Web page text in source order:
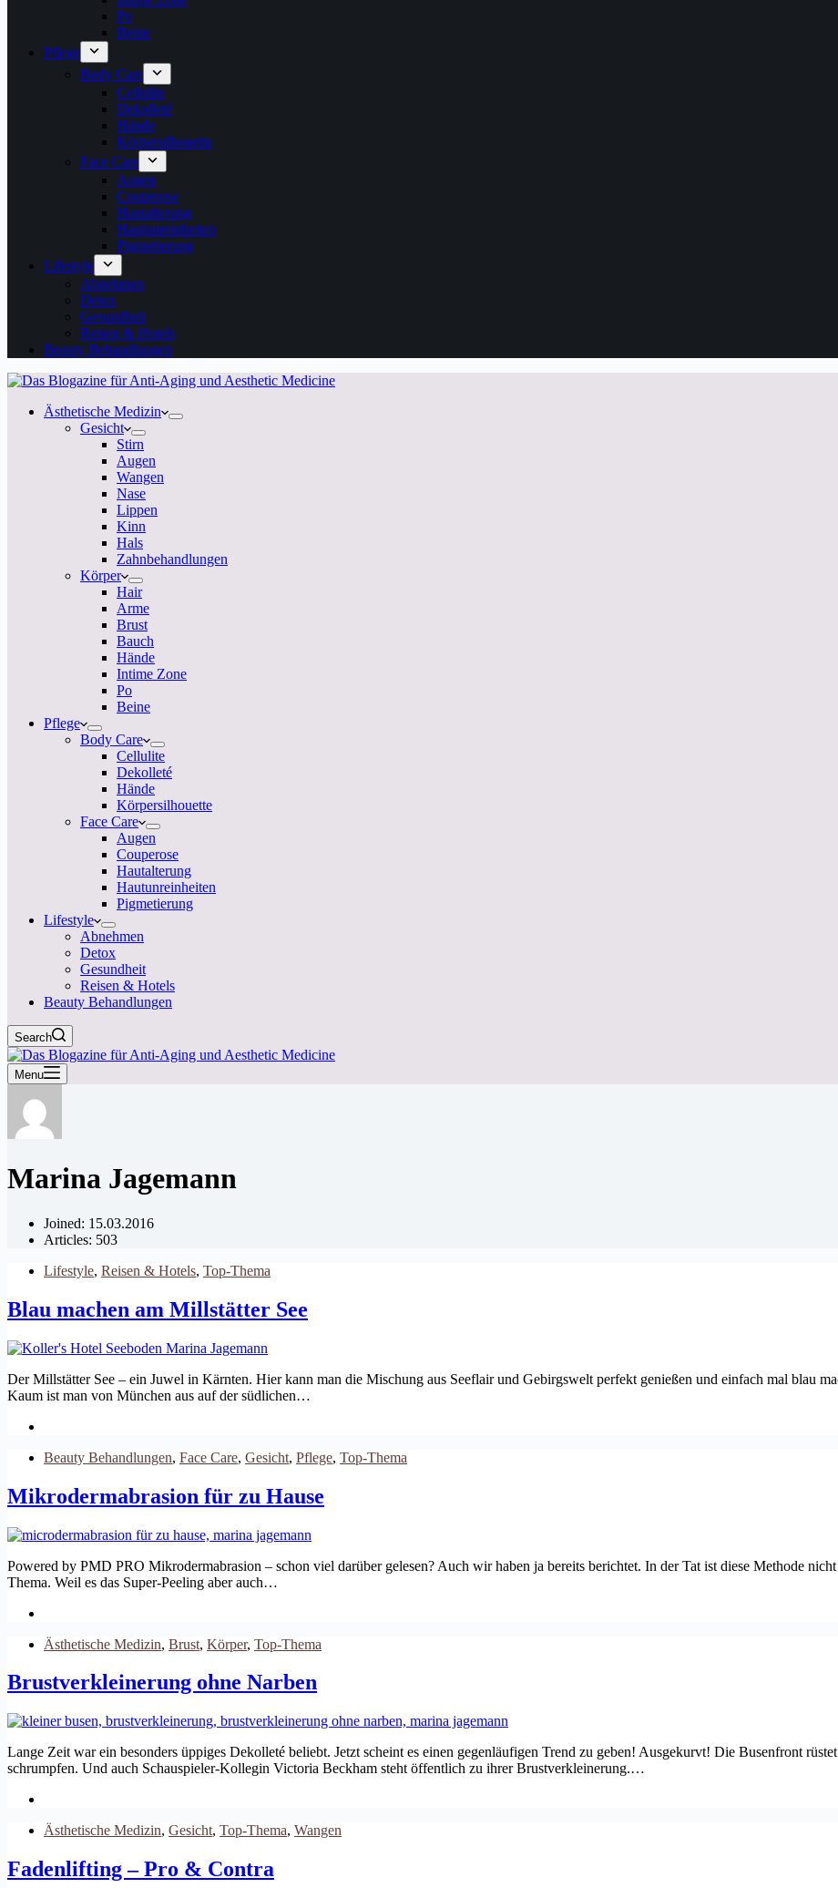
Po
Beine
Pflege
Body Care
Cellulite
Dekolleté
Hände
Körpersilhouette
Face Care
Augen
Couperose
Hautalterung
Hautunreinheiten
Pigmetierung
Lifestyle
Abnehmen
Detox
Gesundheit
Reisen & Hotels
Beauty Behandlungen
Ästhetische Medizin
Gesicht
Stirn
Augen
Wangen
Nase
Lippen
Kinn
Hals
Zahnbehandlungen
Körper
Hair
Arme
Brust
Bauch
Hände
Intime Zone
Po
Beine
Pflege
Body Care
Cellulite
Dekolleté
Hände
Körpersilhouette
Face Care
Augen
Couperose
Hautalterung
Hautunreinheiten
Pigmetierung
Lifestyle
Abnehmen
Detox
Gesundheit
Reisen & Hotels
Beauty Behandlungen
Search
Menu
Marina Jagemann
Joined: 15.03.2016
Articles: 503
Lifestyle, Reisen & Hotels, Top-Thema
Blau machen am Millstätter See
Der Millstätter See – ein Juwel in Kärnten. Hier kann man die Mischung aus Seeflair und Gebirgswelt perfekt genießen und einfach mal blau
Kaum ist man von München aus auf der südlichen…
Beauty Behandlungen, Face Care, Gesicht, Pflege, Top-Thema
Mikrodermabrasion für zu Hause
Powered by PMD PRO Mikrodermabrasion – schon viel darüber gelesen? Auch wir haben ja bereits berichtet. In der Tat ist diese Methode
Thema. Weil es das Super-Peeling aber auch…
Ästhetische Medizin, Brust, Körper, Top-Thema
Brustverkleinerung ohne Narben
Lange Zeit war ein besonders üppiges Dekolleté beliebt. Jetzt scheint es einen gegenläufigen Trend zu geben! Ausgekurvt! Die Busenfront
schrumpfen. Und auch Schauspieler-Kollegin Victoria Beckham steht öffentlich zu ihrer Brustverkleinerung.…
Ästhetische Medizin, Gesicht, Top-Thema, Wangen
Fadenlifting – Pro & Contra